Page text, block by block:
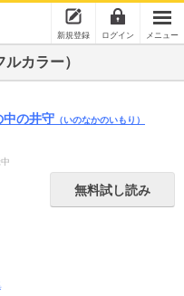
新規登録 ログイン メニュー
カラー）
中の井守 （いのなかのいもり）
無料試し読み